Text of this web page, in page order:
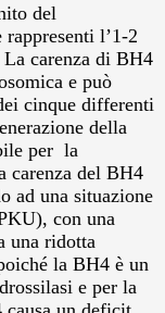
del
l’1-2
carenza di BH4
e può
cinque differenti
della
per la
carenza del BH4
ad una situazione
con una
una ridotta
la BH4 è un
e per la